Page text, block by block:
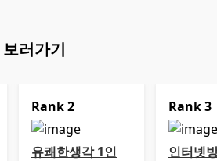
러가기
Rank2
유쾌한생각 1인
Rank3
인터넷